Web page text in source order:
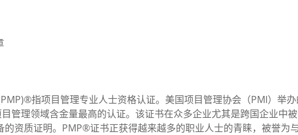
指项目管理专业人士资格认证。美国项目管理协会（PMI）举
管理领域含金量最高的认证。该证书在众多企业尤其是跨国企业中
资质证明。PMP®证书正获得越来越多的职业人士的青睐，被誉为